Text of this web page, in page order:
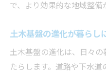
で、より効果的な地域整備
土木基盤の進化が暮らし
土木基盤の進化は、日々
たらします。道路や下水